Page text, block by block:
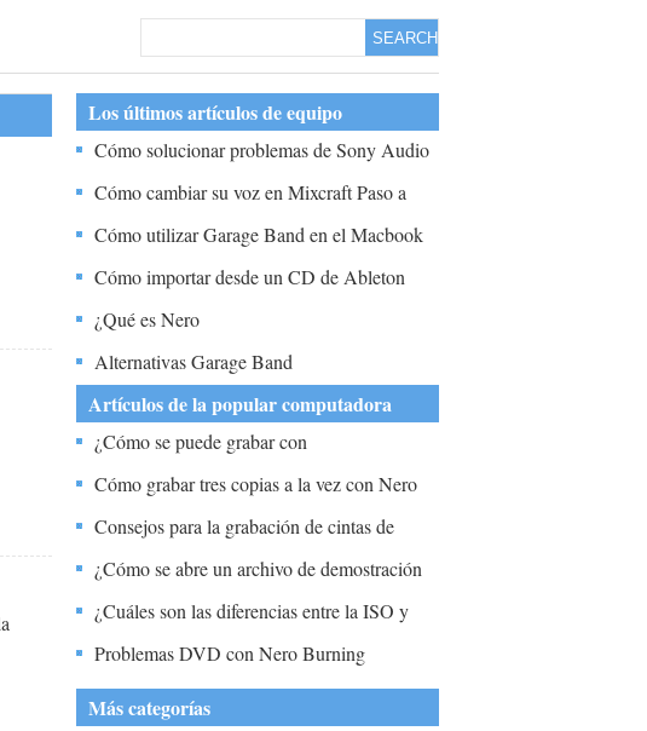
SEARCH
Los últimos artículos de equipo
Cómo solucionar problemas de Sony Audio
Studio LE
Cómo cambiar su voz en Mixcraft Paso a
Paso
Cómo utilizar Garage Band en el Macbook
Cómo importar desde un CD de Ableton
Live 8
¿Qué es Nero
Alternativas Garage Band
Artículos de la popular computadora
¿Cómo se puede grabar con
deslumbramiento sin estudios pinnacle?
Cómo grabar tres copias a la vez con Nero
Consejos para la grabación de cintas de
cassette de cintas digitales
¿Cómo se abre un archivo de demostración
de Fl Studio y se edita?
¿Cuáles son las diferencias entre la ISO y
archivos IMG
Problemas DVD con Nero Burning
Más categorías